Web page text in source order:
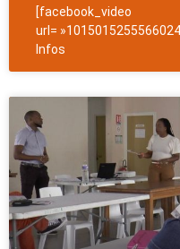
[facebook_video
url=
Infos